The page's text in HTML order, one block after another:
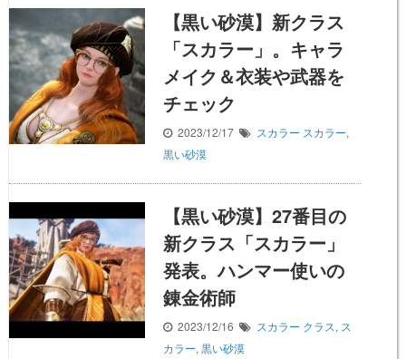
【黒い砂漠】新クラス
「スカラー」。キャラ
メイク＆衣装や武器を
チェック
2023/12/17 スカラー スカラー,
黒い砂漠
【黒い砂漠】27番目の
新クラス「スカラー」
発表。ハンマー使いの
錬金術師
2023/12/16 スカラー クラス, ス
カラー, 黒い砂漠